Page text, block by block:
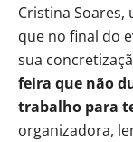
Cristina Soares,
que no final do
sua
feira que não
trabalho para
organizadora,